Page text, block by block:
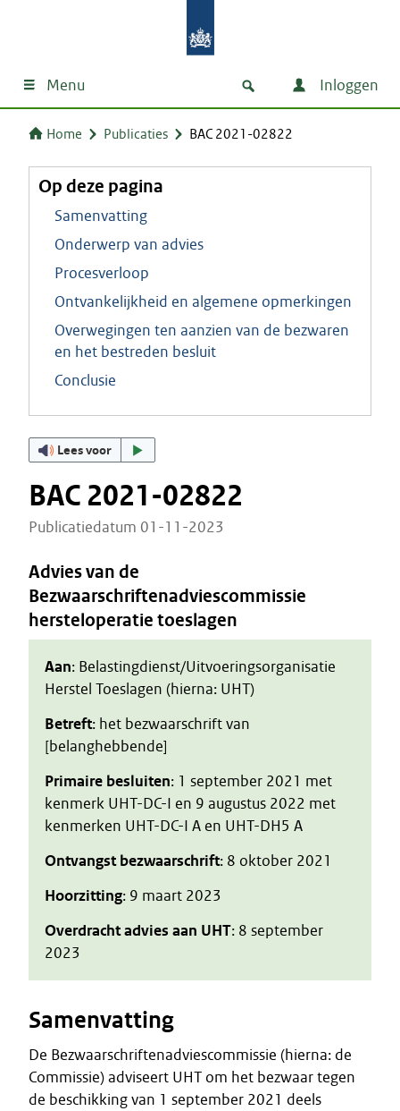
Menu Inloggen
Home Publicaties BAC 2021-02822
Op deze pagina
Samenvatting
Onderwerp van advies
Procesverloop
Ontvankelijkheid en algemene opmerkingen
Overwegingen ten aanzien van de bezwaren
en het bestreden besluit
Conclusie
Lees voor
BAC 2021-02822
Publicatiedatum 01-11-2023
Advies van de
Bezwaarschriftenadviescommissie
hersteloperatie toeslagen
Aan: Belastingdienst/Uitvoeringsorganisatie
Herstel Toeslagen (hierna: UHT)
Betreft: het bezwaarschrift van
[belanghebbende]
Primaire besluiten: 1 september 2021 met
kenmerk UHT-DC-I en 9 augustus 2022 met
kenmerken UHT-DC-I A en UHT-DH5 A
Ontvangst bezwaarschrift: 8 oktober 2021
Hoorzitting: 9 maart 2023
Overdracht advies aan UHT: 8 september
2023
Samenvatting
De Bezwaarschriftenadviescommissie (hierna: de
Commissie) adviseert UHT om het bezwaar tegen
de beschikking van 1 september 2021 deels